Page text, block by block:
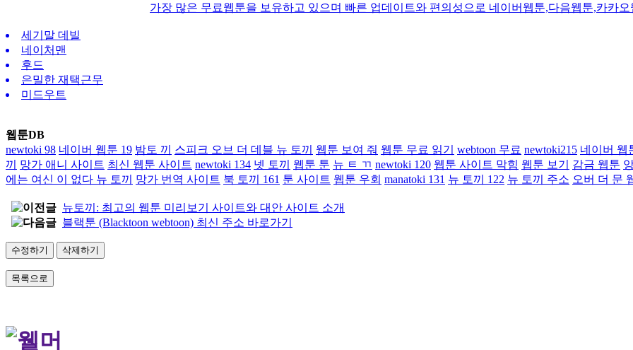
가장 많은 무료웹툰을 보유하고 있으며 빠른 업데이트와 편의성으로 네이버웹툰,다음웹툰,카카
세기말 데빌
네이처맨
후드
은밀한 재택근무
미드우트
웹툰DB
newtoki 98 네이버 웹툰 19 밤토 끼 스피크 오브 더 데블 뉴 토끼 웹툰 보여 줘 웹툰 무료 읽기 webtoon 무료 newtoki215 네이버 웹
끼
망가 애니 사이트 최신 웹툰 사이트 newtoki 134 넷 토끼 웹툰 툰 뉴 ㅌ ㄲ newtoki 120 웹툰 사이트 막힘 웹툰 보기 감금 웹툰
에는 여신 이 없다 뉴 토끼
망가 번역 사이트 북 토끼 161 툰 사이트 웹툰 우회 manatoki 131 뉴 토끼 122 뉴 토끼 주소 오버 더 문
뉴토끼: 최고의 웹툰 미리보기 사이트와 대안 사이트 소개
블랙툰 (Blacktoon webtoon) 최신 주소 바로가기